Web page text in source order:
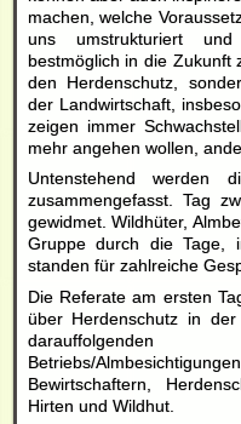
machen, welche
uns umstrukturiert
bestmöglich in die Zukunft
den Herdenschutz,
der Landwirtschaft,
zeigen immer
mehr angehen wollen,
Untenstehend werden
zusammengefasst. Tag
gewidmet. Wildhüter,
Gruppe durch die Tage,
standen für zahlreiche
Die Referate am ersten
über Herdenschutz in
Betriebs/
Bewirtschaftern,
Hirten und Wildhut.